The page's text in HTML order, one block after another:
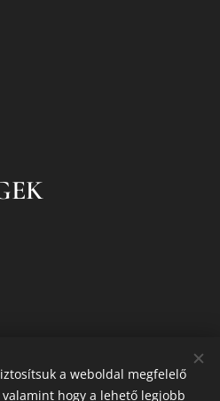
a weboldal megfelelő
hogy a lehető legjobb